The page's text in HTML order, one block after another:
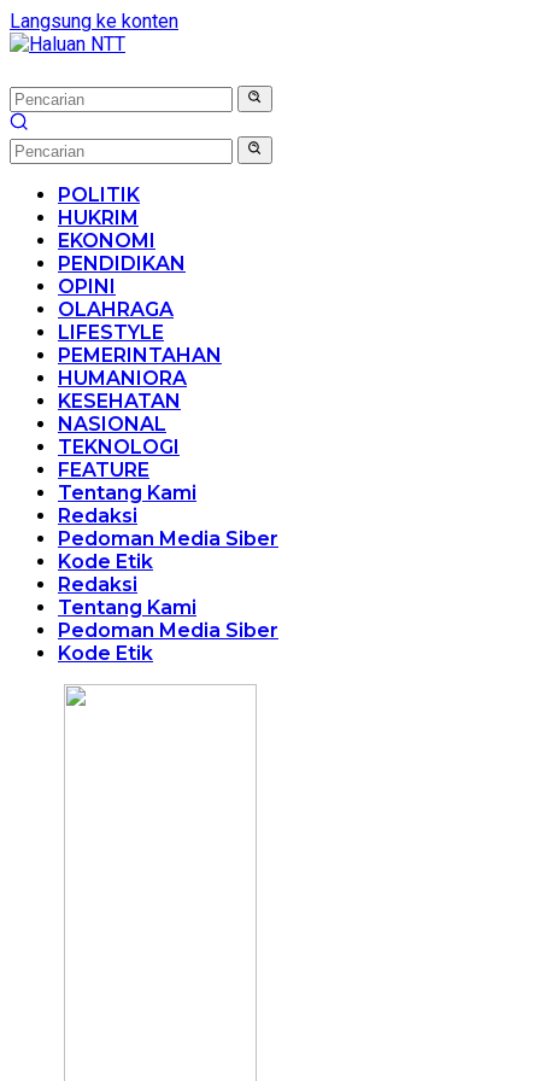
Langsung ke konten
POLITIK
HUKRIM
EKONOMI
PENDIDIKAN
OPINI
OLAHRAGA
LIFESTYLE
PEMERINTAHAN
HUMANIORA
KESEHATAN
NASIONAL
TEKNOLOGI
FEATURE
Tentang Kami
Redaksi
Pedoman Media Siber
Kode Etik
Redaksi
Tentang Kami
Pedoman Media Siber
Kode Etik